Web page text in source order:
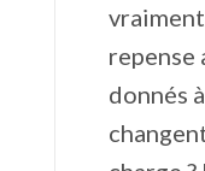
repense
donnés